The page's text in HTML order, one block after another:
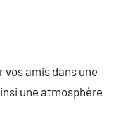
amis dans une
une atmosphère